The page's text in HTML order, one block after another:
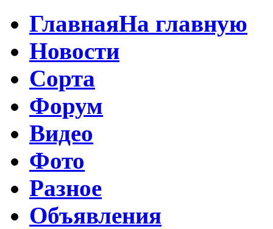
ГлавнаяНа главную
Новости
Сорта
Форум
Видео
Фото
Разное
Объявления